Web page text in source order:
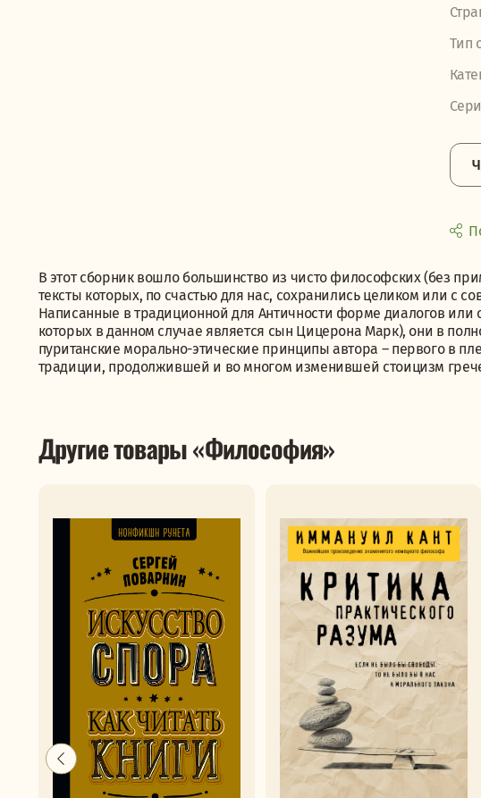
Тип
В этот сборник вошло большинство из чисто философских (без
тексты которых, по счастью для нас, сохранились целиком или с
Написанные в традиционной для Античности форме диалогов
которых в данном случае является сын Цицерона Марк), они в
пуританские морально-этические принципы автора – первого в
традиции, продолжившей и во многом изменившей стоицизм
Другие товары «Философия»